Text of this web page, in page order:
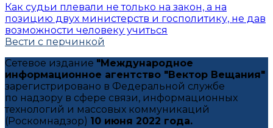
Как судьи плевали не только на закон, а на
позицию двух министерств и госполитику, не дав
возможности человеку учиться
Вести с перчинкой
Сетевое издание "Международное
информационное агентство "Вектор Вещания"
зарегистрировано в Федеральной службе
по надзору в сфере связи, информационных
технологий и массовых коммуникаций
(Роскомнадзор) 10 июня 2022 года.